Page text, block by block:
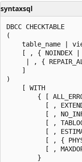
syntaxsql
DBCC CHECKTABLE
(
table_name |
[ , { NOINDEX |
| , {
    ]
)
    [ WITH
{ [
[ ,
[ ,
[ ,
[ ,
[ , {
[ ,
        }